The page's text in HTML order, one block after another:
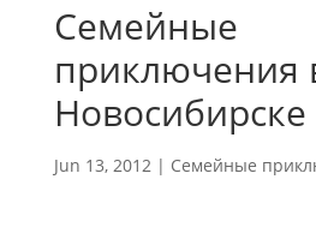
Семейные
приключения
Новосибирске
Jun 13, 2012| Семейные